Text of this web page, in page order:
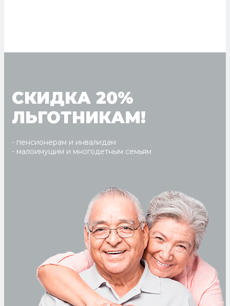
СКИДКА 20%
ЛЬГОТНИКАМ!
- пенсионерам и инвалидам
- малоимущим и многодетным семьям